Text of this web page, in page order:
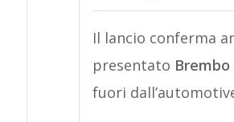
Il lancio conferma
presentato
fuori